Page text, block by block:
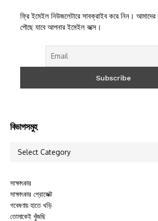
ফ্রি ইমেইল নিউজলেটারে সাবক্রাইব করে নিন।
পৌছে যাবে আপনার ইমেইল বক্সে।
বিভাগসমুহ
সাক্ষাৎকার
সাক্ষাৎকার প্রোজেক্ট
গবেষণায় হাতে খড়ি
তোমাকেই খুঁজছি